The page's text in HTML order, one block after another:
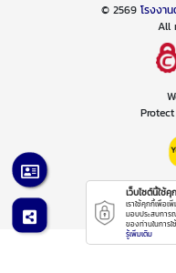
© 2569 โรงงา
All
เว็บไซต์นี้ใช้คุ
เราใช้คุกกี้เพื่อเ
มอบประสบกา
ของท่านในการใ
รู้เพิ่มเติม